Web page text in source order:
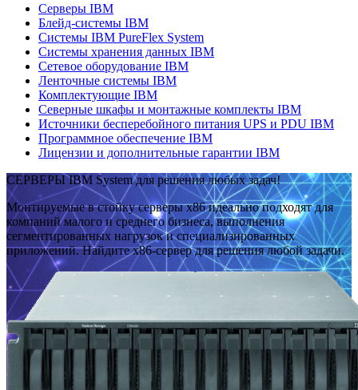
Серверы IBM
Блейд-системы IBM
Системы IBM PureFlex System
Системы хранения данных IBM
Сетевое оборудование IBM
Ленточные системы IBM
Комплектующие IBM
Северные шкафы и монтажные комплекты IBM
Источники бесперебойного питания UPS и PDU IBM
Программное обеспечение IBM
Лицензии и дополнительные гарантии IBM
СЕРВЕРЫ IBM System для решения любых задач!
Монтируемые в стойку серверы x86 идеально подходят для
компаний малого и среднего бизнеса, выполнения
сегментированных нагрузок и специализированных
приложений. Найдите x86-сервер для решения любой задачи.